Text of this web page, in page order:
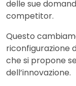
delle sue
competitor.
Questo
riconfigurazione
che si propone
dell’innovazione.